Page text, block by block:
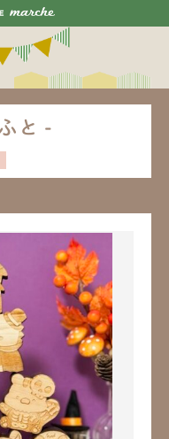
と -